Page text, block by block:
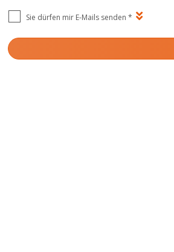
Sie dürfen mir E-Mails senden *